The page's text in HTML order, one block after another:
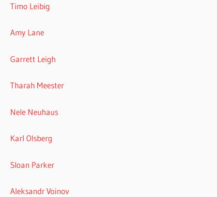
Timo Leibig
Amy Lane
Garrett Leigh
Tharah Meester
Nele Neuhaus
Karl Olsberg
Sloan Parker
Aleksandr Voinov